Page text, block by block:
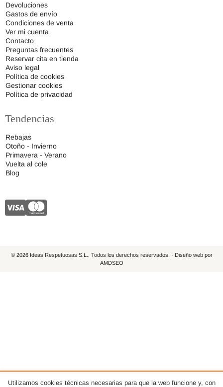
Devoluciones
Gastos de envío
Condiciones de venta
Ver mi cuenta
Contacto
Preguntas frecuentes
Reservar cita en tienda
Aviso legal
Política de cookies
Gestionar cookies
Política de privacidad
Tendencias
Rebajas
Otoño - Invierno
Primavera - Verano
Vuelta al cole
Blog
© 2026 Ideas Respetuosas S.L., Todos los derechos reservados. · Diseño web por
AMDSEO
Utilizamos cookies técnicas necesarias para que la web funcione y, con